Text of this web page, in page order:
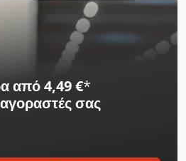
από 4,49 €*
σας